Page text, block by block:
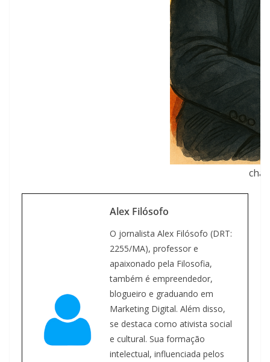
Alex Filósofo
O jornalista Alex Filósofo (DRT:
2255/MA), professor e
apaixonado pela Filosofia,
também é empreendedor,
blogueiro e graduando em
Marketing Digital. Além disso,
se destaca como ativista social
e cultural. Sua formação
intelectual, influenciada pelos